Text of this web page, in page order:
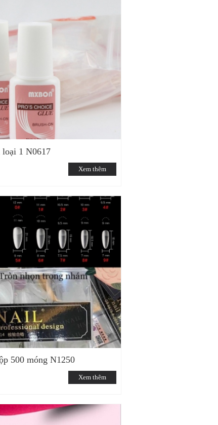
loại 1 N0617
Xem thêm
500 móng N1250
Xem thêm